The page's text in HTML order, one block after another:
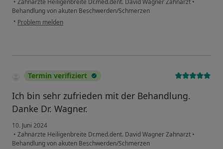
• Zahnärzte Heiligenbreite Dr.med.dent. David Wagner Zahnarzt •
Behandlung von akuten Beschwerden/Schmerzen
• Problem melden
Termin verifiziert
Ich bin sehr zufrieden mit der Behandlung.
Danke Dr. Wagner.
10. Juni 2024
• Zahnärzte Heiligenbreite Dr.med.dent. David Wagner Zahnarzt •
Behandlung von akuten Beschwerden/Schmerzen